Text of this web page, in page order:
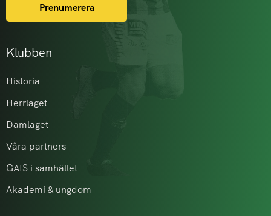
Klubben
Historia
Herrlaget
Damlaget
Våra partners
GAIS i samhället
Akademi & ungdom
Prenumerera